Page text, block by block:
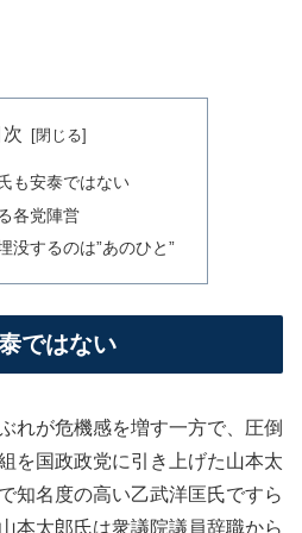
次
も安泰ではない
各党陣営
没するのは”あのひと”
ではない
れが危機感を増す一方で、圧倒
を国政政党に引き上げた山本太
知名度の高い乙武洋匡氏ですら
本太郎氏は衆議院議員辞職から